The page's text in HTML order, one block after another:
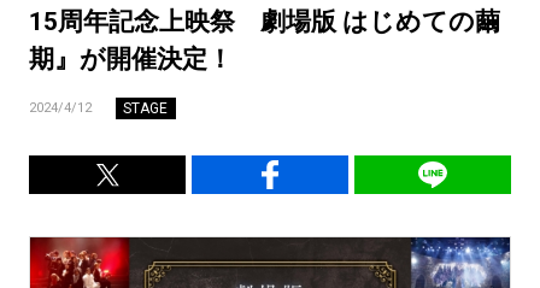
15周年記念上映祭 劇場版 はじめての繭
期』が開催決定！
2024/4/12 STAGE